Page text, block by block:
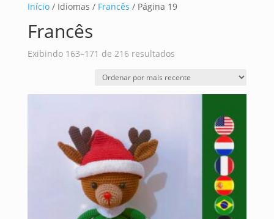
Início/ Idiomas / Francês / Página 19
Francês
Exibindo 163–171 de 216 resultadosClassificado
mais
recente